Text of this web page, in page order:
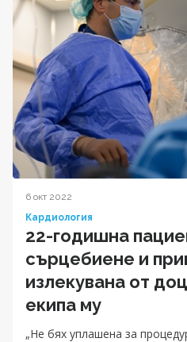
6 окт 2022
Кардиология
22-годишна
сърцебиене и
излекувана от
екипа му
„Не бях уплашена за